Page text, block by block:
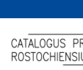
Browsen
direkt zum Inhalt